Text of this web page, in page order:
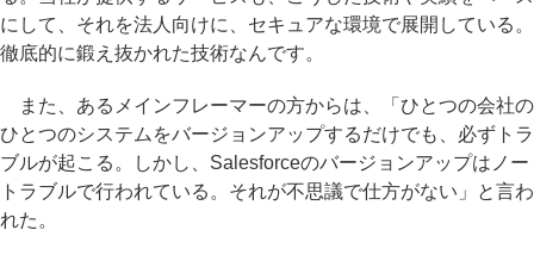
にして、それを法人向けに、セキュアな環境で展開している。
徹底的に鍛え抜かれた技術なんです。
また、あるメインフレーマーの方からは、「ひとつの会社の
ひとつのシステムをバージョンアップするだけでも、必ずトラ
ブルが起こる。しかし、Salesforceのバージョンアップはノー
トラブルで行われている。それが不思議で仕方がない」と言わ
れた。